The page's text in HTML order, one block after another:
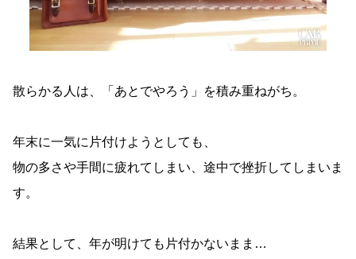
散らかる人は、「あとでやろう」を積み重ねがち。
年末に一気に片付けようとしても、
物の多さや手間に疲れてしまい、途中で挫折してしまいま
す。
結果として、年が明けても片付かないまま…